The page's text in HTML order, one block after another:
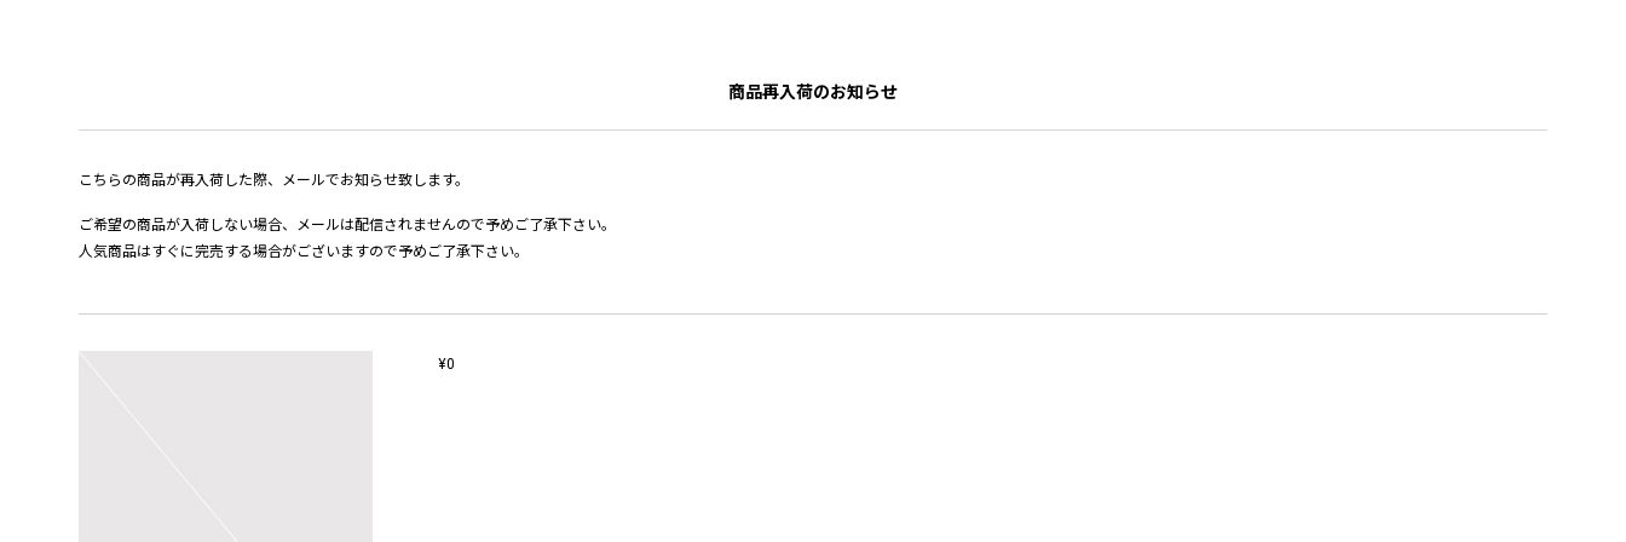
商品再入荷のお知らせ
こちらの商品が再入荷した際、メールでお知らせ致します。
ご希望の商品が入荷しない場合、メールは配信されませんので予めご了承下さい。
人気商品はすぐに完売する場合がございますので予めご了承下さい。
¥0